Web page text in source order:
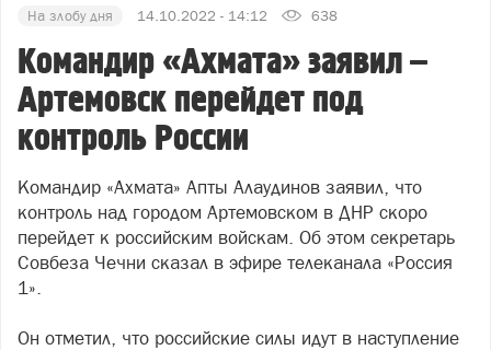
На злобу дня 14.10.2022 - 14:12 638
Командир «Ахмата» заявил –
Артемовск перейдет под
контроль России
Командир «Ахмата» Апты Алаудинов заявил, что
контроль над городом Артемовском в ДНР скоро
перейдет к российским войскам. Об этом секретарь
Совбеза Чечни сказал в эфире телеканала «Россия
1».
Он отметил, что российские силы идут в наступление